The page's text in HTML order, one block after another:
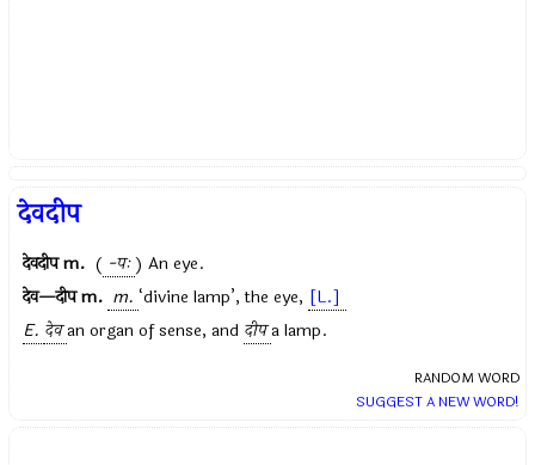
देवदीप
देवदीपm. ( -पः) An eye.
देव—दीपm. m. ‘divine lamp’, the eye, [L.]
E. देवan organ of sense, and दीपa lamp.
RANDOM WORD
SUGGEST A NEW WORD!